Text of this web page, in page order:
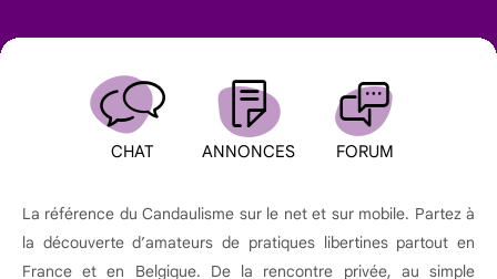
CHAT ANNONCES FORUM
La référence du Candaulisme sur le net et sur mobile. Partez à
la découverte d’amateurs de pratiques libertines partout en
France et en Belgique. De la rencontre privée, au simple